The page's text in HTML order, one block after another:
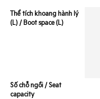
Thể tích khoang hành lý
(L) / Boot space (L)
Số chỗ ngồi / Seat
capacity